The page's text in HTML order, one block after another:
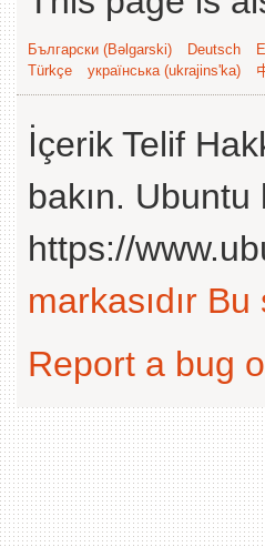
Български (Bəlgarski) Deutsch
Türkçe
українська (ukrajins'ka)
İçerik Telif
bakın. Ubuntu
https://
markasıdır Bu
Report a bug